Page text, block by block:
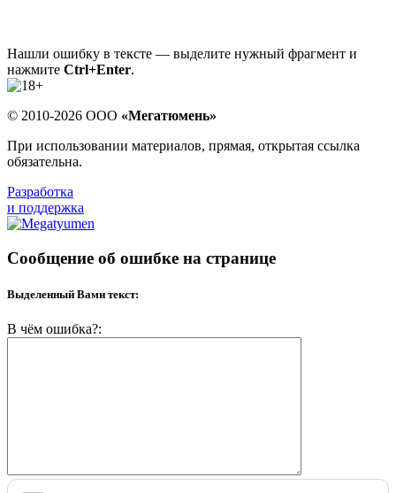
Нашли ошибку в тексте — выделите нужный фрагмент и
нажмите Ctrl+Enter.
© 2010-2026 ООО «Мегатюмень»
При использовании материалов, прямая, открытая ссылка
обязательна.
Разработка
и поддержка
Сообщение об ошибке на странице
Выделенный Вами текст:
В чём ошибка?: